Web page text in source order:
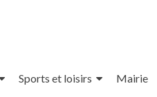
Sports et loisirs Mairie